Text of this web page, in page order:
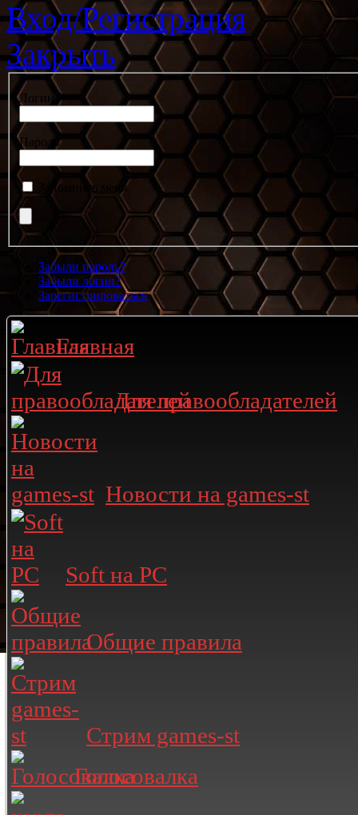
Вход/Регистрация
Закрыть
Логин
Пароль
Запомнить меня
Забыли пароль?
Забыли логин?
Зарегистрироваться
Главная
Для правообладателей
Новости на games-st
Soft на PC
Общие правила
Стрим games-st
Голосовалка